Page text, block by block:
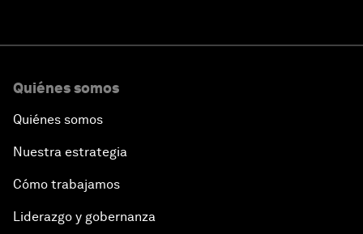
Quiénes somos
Quiénes somos
Nuestra estrategia
Cómo trabajamos
Liderazgo y gobernanza